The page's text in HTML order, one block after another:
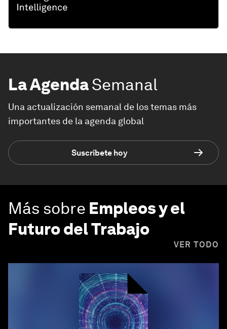
La AgendaSemanal
Una actualización semanal de los temas más
importantes de la agenda global
Suscríbete hoy
Más sobre Empleos y el
Futuro del Trabajo
VER TODO